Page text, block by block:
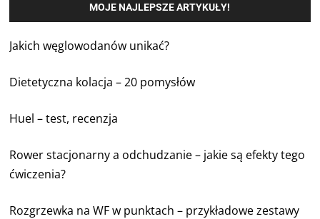
MOJE NAJLEPSZE ARTYKUŁY!
Jakich węglowodanów unikać?
Dietetyczna kolacja – 20 pomysłów
Huel – test, recenzja
Rower stacjonarny a odchudzanie – jakie są efekty tego
ćwiczenia?
Rozgrzewka na WF w punktach – przykładowe zestawy